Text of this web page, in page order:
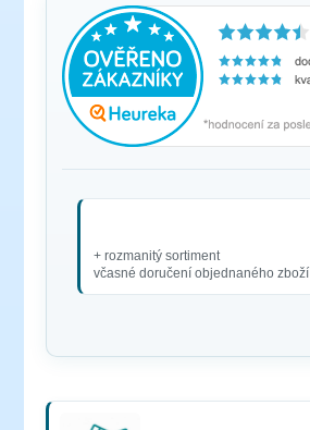
+ rozmanitý sortiment
včasné doručení objednaného zboží